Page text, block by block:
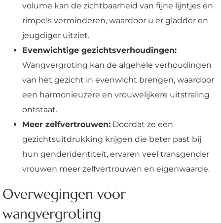
volume kan de zichtbaarheid van fijne lijntjes en
rimpels verminderen, waardoor u er gladder en
jeugdiger uitziet.
Evenwichtige gezichtsverhoudingen:
Wangvergroting kan de algehele verhoudingen
van het gezicht in evenwicht brengen, waardoor
een harmonieuzere en vrouwelijkere uitstraling
ontstaat.
Meer zelfvertrouwen: Doordat ze een
gezichtsuitdrukking krijgen die beter past bij
hun genderidentiteit, ervaren veel transgender
vrouwen meer zelfvertrouwen en eigenwaarde.
Overwegingen voor
wangvergroting